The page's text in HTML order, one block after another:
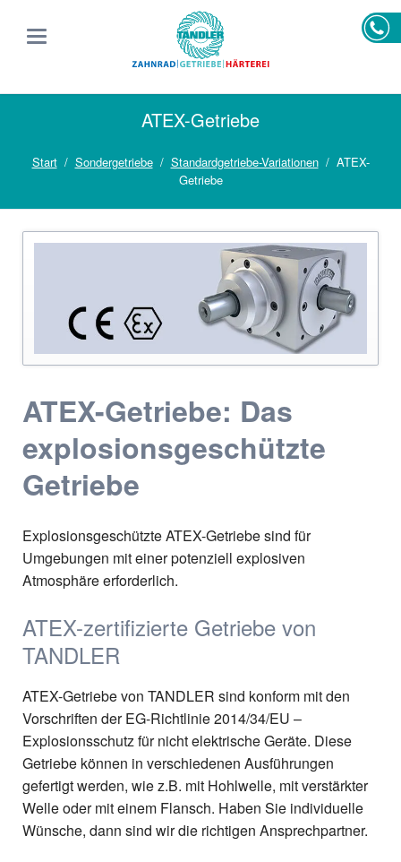
ATEX-Getriebe
Start Sondergetriebe Standardgetriebe-Variationen
ATEX-
Getriebe
ATEX-Getriebe: Das
explosionsgeschützte
Getriebe
Explosionsgeschützte ATEX-Getriebe sind für
Umgebungen mit einer potenziell explosiven
Atmosphäre erforderlich.
ATEX-zertifizierte Getriebe von
TANDLER
ATEX-Getriebe von TANDLER sind konform mit den
Vorschriften der EG-Richtlinie 2014/34/EU –
Explosionsschutz für nicht elektrische Geräte. Diese
Getriebe können in verschiedenen Ausführungen
gefertigt werden, wie z.B. mit Hohlwelle, mit verstärkter
Welle oder mit einem Flansch. Haben Sie individuelle
Wünsche, dann sind wir die richtigen Ansprechpartner.